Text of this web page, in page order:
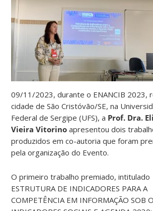
09/11/2023, durante o ENANCIB 2023,
cidade de São Cristóvão/SE, na
Federal de Sergipe (UFS), a Prof. Dra.
Vieira Vitorino apresentou dois
produzidos em co-autoria que foram
pela organização do Evento.
O primeiro trabalho premiado, intitulado
ESTRUTURA DE INDICADORES PARA A
COMPETÊNCIA EM INFORMAÇÃO SOB